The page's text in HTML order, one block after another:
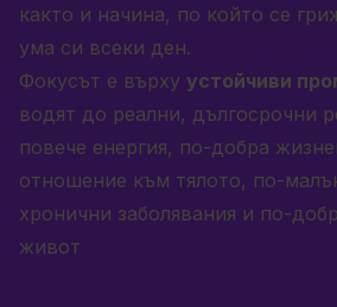
както и начина, по който се
ума си всеки ден.
Фокусът е върху устойчиви
водят до реални, дългосрочни
повече енергия, по-добра
отношение към тялото, по-
хронични заболявания и по-
живот